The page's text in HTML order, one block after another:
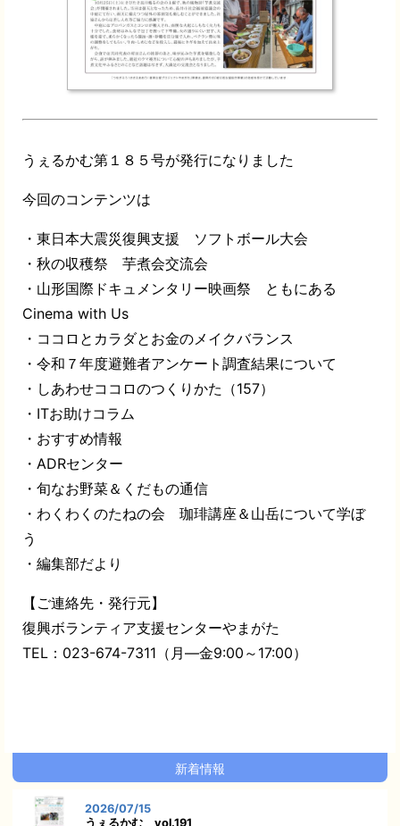
うぇるかむ第１８５号が発行になりました
今回のコンテンツは
・東日本大震災復興支援 ソフトボール大会
・秋の収穫祭 芋煮会交流会
・山形国際ドキュメンタリー映画祭 ともにある
Cinema with Us
・ココロとカラダとお金のメイクバランス
・令和７年度避難者アンケート調査結果について
・しあわせココロのつくりかた（157）
・ITお助けコラム
・おすすめ情報
・ADRセンター
・旬なお野菜＆くだもの通信
・わくわくのたねの会 珈琲講座＆山岳について学ぼ
う
・編集部だより
【ご連絡先・発行元】
復興ボランティア支援センターやまがた
TEL：023-674-7311（月―金9:00～17:00）
新着情報
2026/07/15
うぇるかむ vol.191